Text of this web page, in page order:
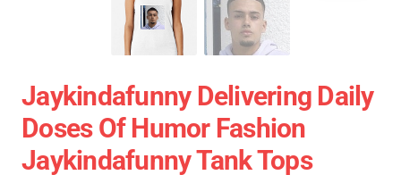
Jaykindafunny Delivering Daily
Doses Of Humor Fashion
Jaykindafunny Tank Tops